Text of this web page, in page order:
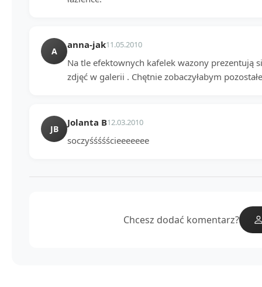
A
anna-jak11.05.2010
Na tle efektownych kafelek wazony prezentują
zdjęć w galerii . Chętnie zobaczyłabym
JB
Jolanta B12.03.2010
soczyśśśśścieeeeeee
Chcesz dodać komentarz?